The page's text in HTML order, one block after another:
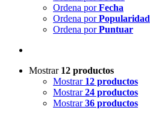
Ordena porFecha
Ordena porPopularidad
Ordena porPuntuar
Mostrar 12 productos
Mostrar 12 productos
Mostrar24 productos
Mostrar36 productos